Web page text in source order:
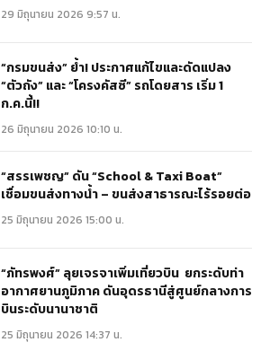
29 มิถุนายน 2026 9:57 น.
“กรมขนส่ง” ย้ำ! ประกาศแก้ไขและดัดแปลง
“ตัวถัง” และ “โครงคัสซี” รถโดยสาร เริ่ม 1
ก.ค.นี้!!
26 มิถุนายน 2026 10:10 น.
“สรรเพชญ” ดัน “School & Taxi Boat”
เชื่อมขนส่งทางน้ำ – ขนส่งสาธารณะไร้รอยต่อ
25 มิถุนายน 2026 15:00 น.
“ภัทรพงศ์” ลุยเจรจาเพิ่มเที่ยวบิน ยกระดับท่า
อากาศยานภูมิภาค ดันอุดรธานีสู่ศูนย์กลางการ
บินระดับนานาชาติ
25 มิถุนายน 2026 14:37 น.